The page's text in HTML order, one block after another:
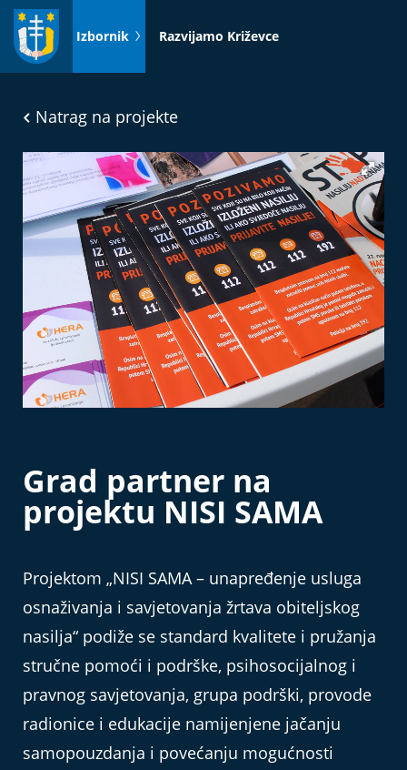
Idi
sadržaj
Izbornik Razvijamo Križevce
Natrag na projekte
Grad partner na
projektu NISI SAMA
Projektom „NISI SAMA – unapređenje usluga
osnaživanja i savjetovanja žrtava obiteljskog
nasilja“ podiže se standard kvalitete i pružanja
stručne pomoći i podrške, psihosocijalnog i
pravnog savjetovanja, grupa podrški, provode
radionice i edukacije namijenjene jačanju
samopouzdanja i povećanju mogućnosti